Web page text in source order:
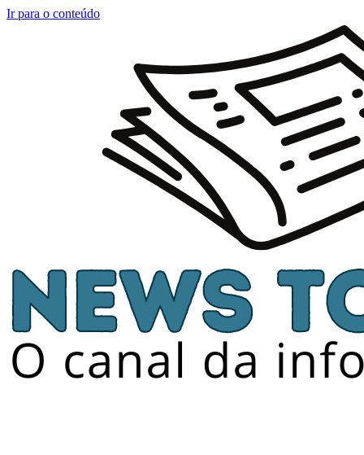
Ir para o conteúdo